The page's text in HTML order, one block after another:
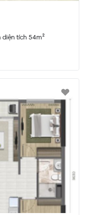
diện tích 54m²